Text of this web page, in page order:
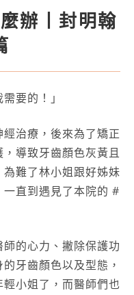
辦丨封明翰
要的！」
治療，後來為了矯正
導致牙齒顏色灰黃且
難了林小姐跟好姊妹
直到遇見了本院的 #
的心力、撇除保護功
牙齒顏色以及型態，
小姐了，而醫師們也